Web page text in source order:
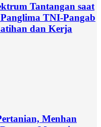
Tantangan saat
TNI-Pangab
dan Kerja
Menhan